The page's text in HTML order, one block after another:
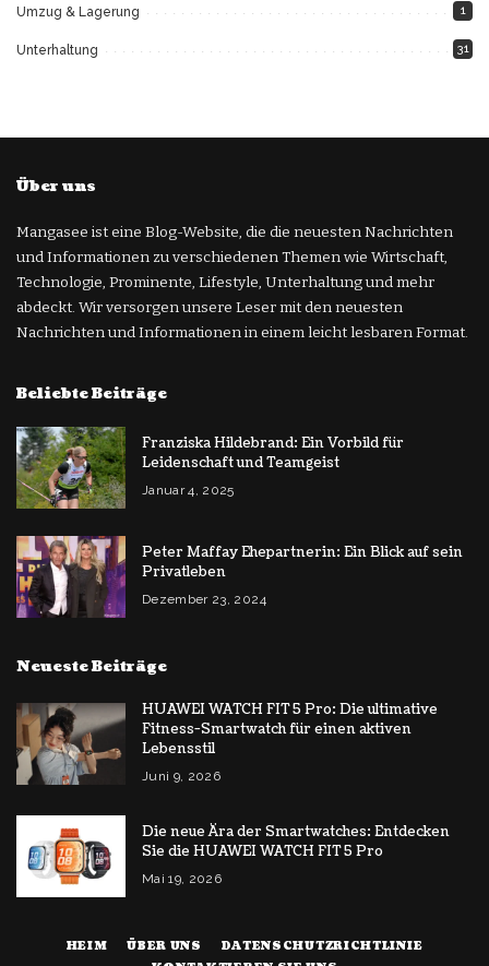
Umzug & Lagerung 1
Unterhaltung 31
Über uns
Mangasee ist eine Blog-Website, die die neuesten Nachrichten
und Informationen zu verschiedenen Themen wie Wirtschaft,
Technologie, Prominente, Lifestyle, Unterhaltung und mehr
abdeckt. Wir versorgen unsere Leser mit den neuesten
Nachrichten und Informationen in einem leicht lesbaren Format.
Beliebte Beiträge
Franziska Hildebrand: Ein Vorbild für
Leidenschaft und Teamgeist
Januar 4, 2025
Peter Maffay Ehepartnerin: Ein Blick auf sein
Privatleben
Dezember 23, 2024
Neueste Beiträge
HUAWEI WATCH FIT 5 Pro: Die ultimative
Fitness-Smartwatch für einen aktiven
Lebensstil
Juni 9, 2026
Die neue Ära der Smartwatches: Entdecken
Sie die HUAWEI WATCH FIT 5 Pro
Mai 19, 2026
HEIM ÜBER UNS
DATENSCHUTZRICHTLINIE